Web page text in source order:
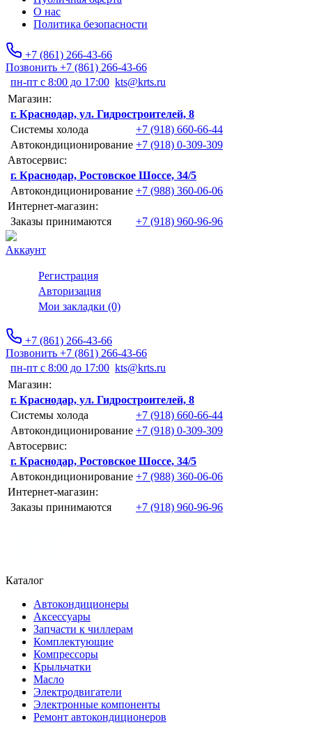
О нас
Политика безопасности
+7 (861) 266-43-66
Позвонить +7 (861) 266-43-66
пн-пт с 8:00 до 17:00 kts@krts.ru
Магазин:
г. Краснодар, ул. Гидростроителей, 8
Системы холода
+7 (918) 660-66-44
Автокондиционирование +7 (918) 0-309-309
Автосервис:
г. Краснодар, Ростовское Шоссе, 34/5
Автокондиционирование +7 (988) 360-06-06
Интернет-магазин:
Заказы принимаются
+7 (918) 960-96-96
Аккаунт
Регистрация
Авторизация
Мои закладки (0)
+7 (861) 266-43-66
Позвонить +7 (861) 266-43-66
пн-пт с 8:00 до 17:00 kts@krts.ru
Магазин:
г. Краснодар, ул. Гидростроителей, 8
Системы холода
+7 (918) 660-66-44
Автокондиционирование +7 (918) 0-309-309
Автосервис:
г. Краснодар, Ростовское Шоссе, 34/5
Автокондиционирование +7 (988) 360-06-06
Интернет-магазин:
Заказы принимаются
+7 (918) 960-96-96
Каталог
Автокондиционеры
Аксессуары
Запчасти к чиллерам
Комплектующие
Компрессоры
Крыльчатки
Масло
Электродвигатели
Электронные компоненты
Ремонт автокондиционеров